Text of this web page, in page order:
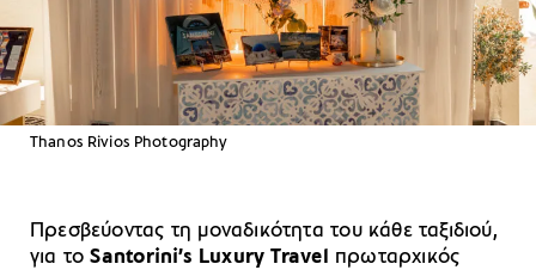
Thanos Rivios Photography
Πρεσβεύοντας τη μοναδικότητα του κάθε ταξιδιού,
για τοSantorini’s Luxury Travel πρωταρχικός